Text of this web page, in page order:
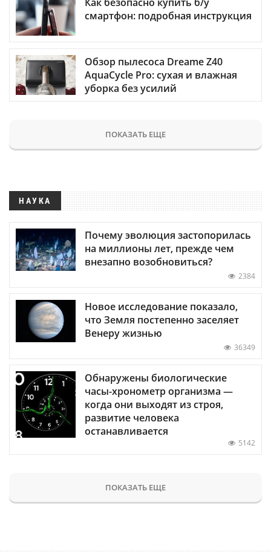
смартфон: подробная инструкция
Обзор пылесоса Dreame Z40
AquaCycle Pro: сухая и влажная
уборка без усилий
ПОКАЗАТЬ ЕЩЕ
НАУКА
Почему эволюция застопорилась
на миллионы лет, прежде чем
внезапно возобновиться?
2384
Новое исследование показало,
что Земля постепенно заселяет
Венеру жизнью
36349
Обнаружены биологические
часы-хронометр организма —
когда они выходят из строя,
развитие человека
останавливается
5142
ПОКАЗАТЬ ЕЩЕ